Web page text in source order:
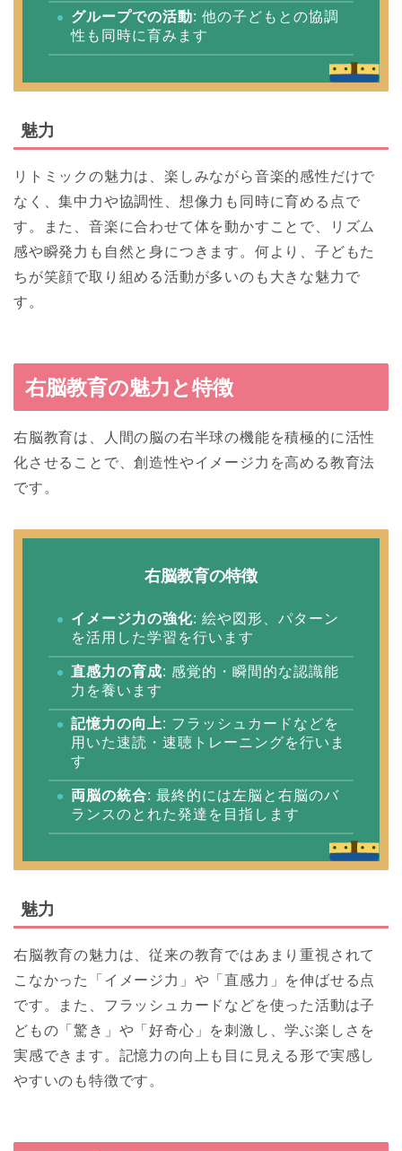
グループでの活動: 他の子どもとの協調
性も同時に育みます
魅力
リトミックの魅力は、楽しみながら音楽的感性だけで
なく、集中力や協調性、想像力も同時に育める点で
す。また、音楽に合わせて体を動かすことで、リズム
感や瞬発力も自然と身につきます。何より、子どもた
ちが笑顔で取り組める活動が多いのも大きな魅力で
す。
右脳教育の魅力と特徴
右脳教育は、人間の脳の右半球の機能を積極的に活性
化させることで、創造性やイメージ力を高める教育法
です。
右脳教育の特徴
イメージ力の強化: 絵や図形、パターン
を活用した学習を行います
直感力の育成: 感覚的・瞬間的な認識能
力を養います
記憶力の向上: フラッシュカードなどを
用いた速読・速聴トレーニングを行いま
す
両脳の統合: 最終的には左脳と右脳のバ
ランスのとれた発達を目指します
魅力
右脳教育の魅力は、従来の教育ではあまり重視されて
こなかった「イメージ力」や「直感力」を伸ばせる点
です。また、フラッシュカードなどを使った活動は子
どもの「驚き」や「好奇心」を刺激し、学ぶ楽しさを
実感できます。記憶力の向上も目に見える形で実感し
やすいのも特徴です。